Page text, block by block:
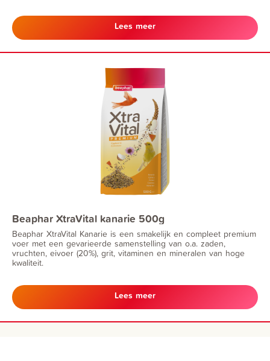
Lees meer
Beaphar XtraVital kanarie 500g
Beaphar XtraVital Kanarie is een smakelijk en compleet premium
voer met een gevarieerde samenstelling van o.a. zaden,
vruchten, eivoer (20%), grit, vitaminen en mineralen van hoge
kwaliteit.
Lees meer